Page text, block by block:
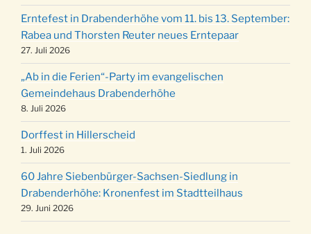
24.12.
Familiengottesdienst mit Krippenspiel im Ev.
Gemeindehaus um 15:00 Uhr
24.12. Familiengottesdienst in der FeG um 16 Uhr
24.12.
Weihnachtsgottesdienst in der Kirche um
15:00 Uhr
24.12.
Weihnachtsgottesdienst in der Kirche um
18:00 Uhr
24.12.
Christmette mit der ev. Jugend in der Kirche
um 23:00 Uhr
31.12.
Gottesdienst zu Silvester in der Kirche um
18:00 Uhr
Erntefest in Drabenderhöhe vom 11. bis 13. September:
Rabea und Thorsten Reuter neues Erntepaar
27. Juli 2026
„Ab in die Ferien“-Party im evangelischen
Gemeindehaus Drabenderhöhe
8. Juli 2026
Dorffest in Hillerscheid
1. Juli 2026
60 Jahre Siebenbürger-Sachsen-Siedlung in
Drabenderhöhe: Kronenfest im Stadtteilhaus
29. Juni 2026